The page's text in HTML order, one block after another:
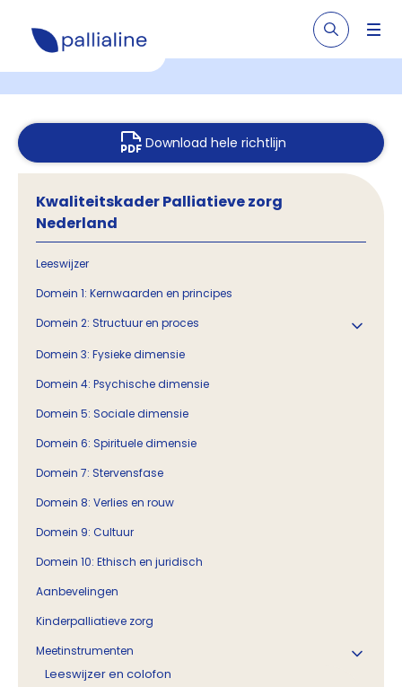
Download hele richtlijn
Kwaliteitskader Palliatieve zorg
Nederland
Leeswijzer
Domein 1: Kernwaarden en principes
Domein 2: Structuur en proces
Domein 3: Fysieke dimensie
Domein 4: Psychische dimensie
Domein 5: Sociale dimensie
Domein 6: Spirituele dimensie
Domein 7: Stervensfase
Domein 8: Verlies en rouw
Domein 9: Cultuur
Domein 10: Ethisch en juridisch
Aanbevelingen
Kinderpalliatieve zorg
Meetinstrumenten
Leeswijzer en colofon